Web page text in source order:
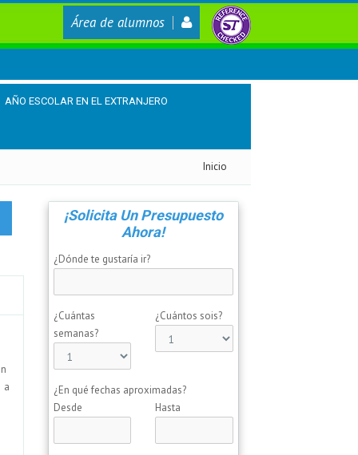
Área de alumnos
AÑO ESCOLAR EN EL EXTRANJERO
Inicio
a
¡Solicita Un Presupuesto
Ahora!
¿Dónde te gustaría ir?
¿Cuántas
semanas?
¿Cuántos sois?
¿En qué fechas aproximadas?
Desde
Hasta